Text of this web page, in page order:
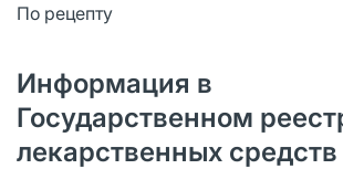
По рецепту
Информация в
Государственном
лекарственных средств